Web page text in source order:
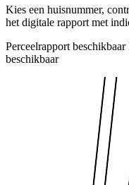
Kies een huisnummer,
het digitale rapport met
Perceelrapport beschikbaar
beschikbaar